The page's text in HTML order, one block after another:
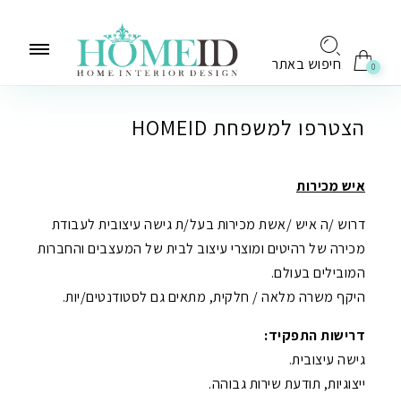
חיפוש באתר 0
הצטרפו למשפחת HOMEID
איש מכירות
דרוש /ה איש /אשת מכירות בעל/ת גישה עיצובית לעבודת
מכירה של רהיטים ומוצרי עיצוב לבית של המעצבים והחברות
המובילים בעולם.
היקף משרה מלאה / חלקית, מתאים גם לסטודנטים/יות.
דרישות התפקיד:
גישה עיצובית.
ייצוגיות, תודעת שירות גבוהה.